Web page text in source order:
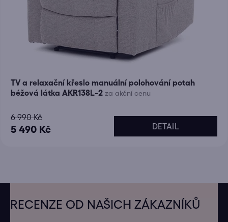
TV a relaxační křeslo manuální polohování potah
béžová látka AKR138L-2 za akční cenu
5 490 Kč
6 990 Kč
DETAIL
RECENZE OD NAŠICH ZÁKAZNÍKŮ